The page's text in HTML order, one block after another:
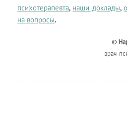
психотерапевта, наши доклады,
на вопросы.
©
врач-